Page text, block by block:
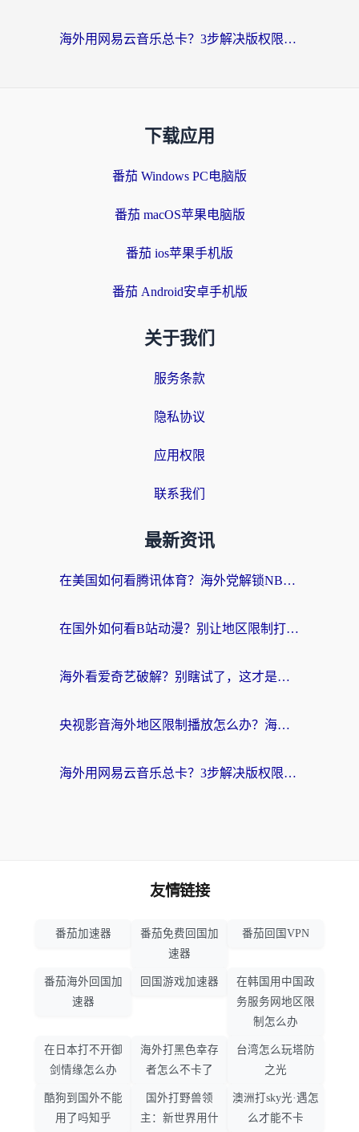
海外用网易云音乐总卡？3步解决版权限制+卡顿，还能听喜马拉雅！
下载应用
番茄 Windows PC电脑版
番茄 macOS苹果电脑版
番茄 ios苹果手机版
番茄 Android安卓手机版
关于我们
服务条款
隐私协议
应用权限
联系我们
最新资讯
在美国如何看腾讯体育？海外党解锁NBA欧洲杯直播的终极攻略
在国外如何看B站动漫？别让地区限制打断你的追番节奏
海外看爱奇艺破解？别瞎试了，这才是留学生华人追剧看球的正确打开方式
央视影音海外地区限制播放怎么办？海外党亲测有效的回国加速指南
海外用网易云音乐总卡？3步解决版权限制+卡顿，还能听喜马拉雅！
友情链接
番茄加速器
番茄免费回国加
速器
番茄回国VPN
番茄海外回国加
速器
回国游戏加速器
在韩国用中国政
务服务网地区限
制怎么办
在日本打不开御
剑情缘怎么办
海外打黑色幸存
者怎么不卡了
台湾怎么玩塔防
之光
酷狗到国外不能
用了吗知乎
国外打野兽领
主：新世界用什
澳洲打sky光·遇怎
么才能不卡